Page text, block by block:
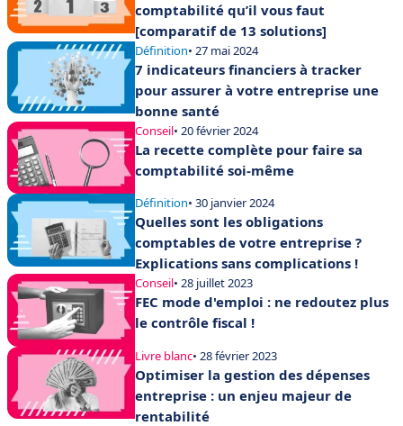
comptabilité qu’il vous faut
[comparatif de 13 solutions]
Définition• 27 mai 2024
7 indicateurs financiers à tracker
pour assurer à votre entreprise une
bonne santé
Conseil• 20 février 2024
La recette complète pour faire sa
comptabilité soi-même
Définition• 30 janvier 2024
Quelles sont les obligations
comptables de votre entreprise ?
Explications sans complications !
Conseil• 28 juillet 2023
FEC mode d'emploi : ne redoutez plus
le contrôle fiscal !
Livre blanc• 28 février 2023
Optimiser la gestion des dépenses
entreprise : un enjeu majeur de
rentabilité